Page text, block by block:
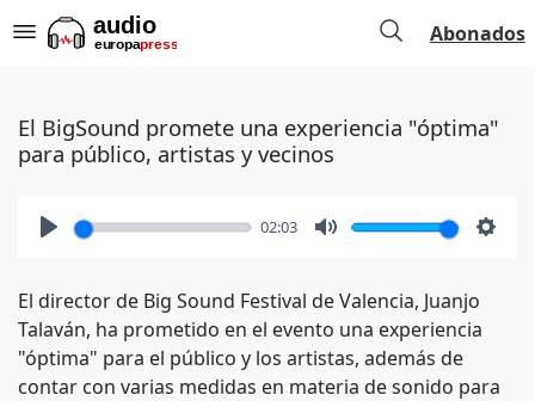
Abonados
El BigSound promete una experiencia "óptima"
para público, artistas y vecinos
02:03
El director de Big Sound Festival de Valencia, Juanjo
Talaván, ha prometido en el evento una experiencia
"óptima" para el público y los artistas, además de
contar con varias medidas en materia de sonido para